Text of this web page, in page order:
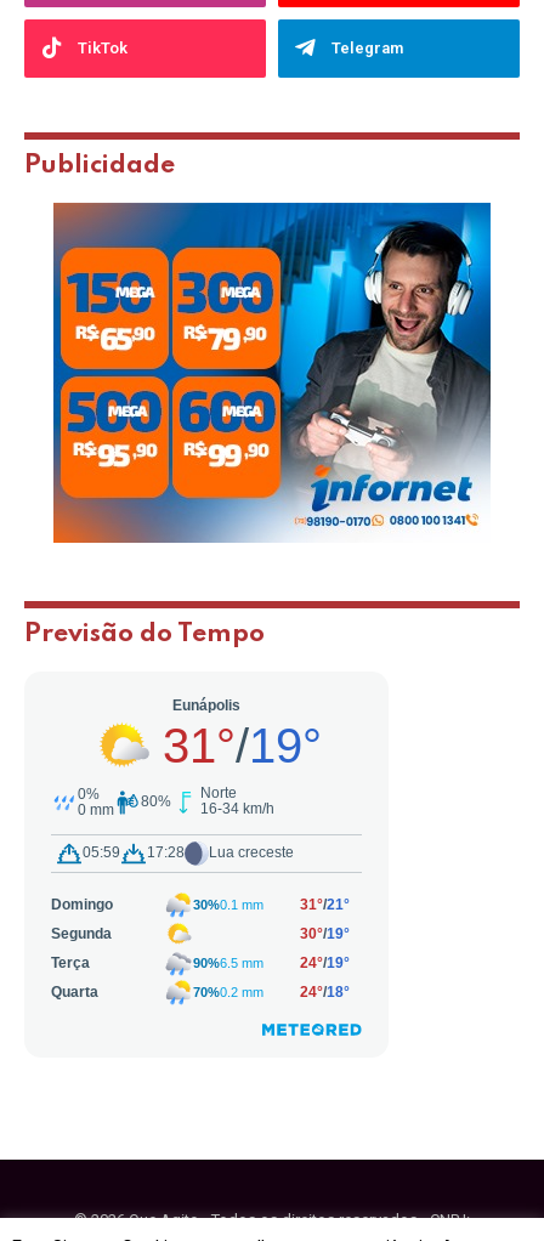
TikTok Telegram
Publicidade
Previsão do Tempo
© 2026 Que Agito - Todos os direitos reservados - CNPJ: